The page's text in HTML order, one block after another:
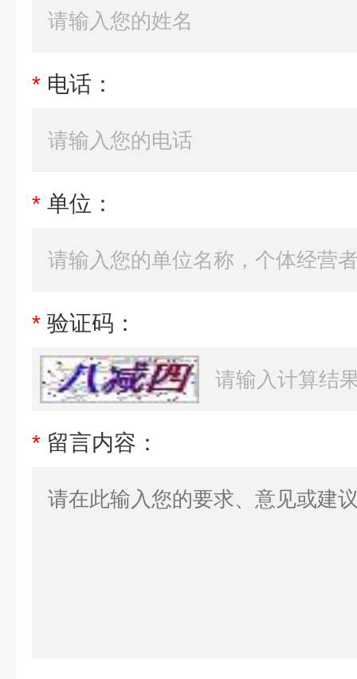
* 电话：
* 单位：
* 验证码：
* 留言内容：